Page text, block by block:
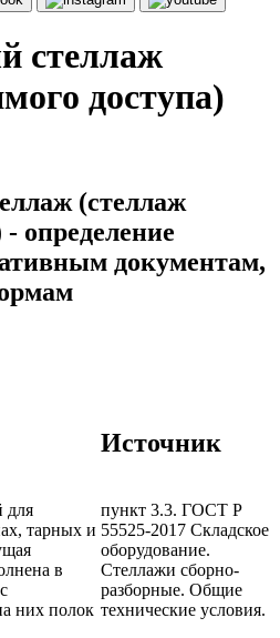
стеллаж
доступа)
(стеллаж
определение
документам,
Источник
для
тарных и
в
них полок
пункт 3.3. ГОСТ Р
55525-2017 Складское
оборудование.
Стеллажи сборно-
разборные. Общие
технические условия.